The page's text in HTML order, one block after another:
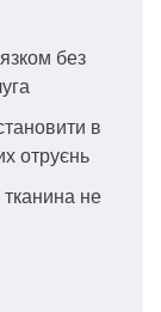
без
в
отруєнь
не